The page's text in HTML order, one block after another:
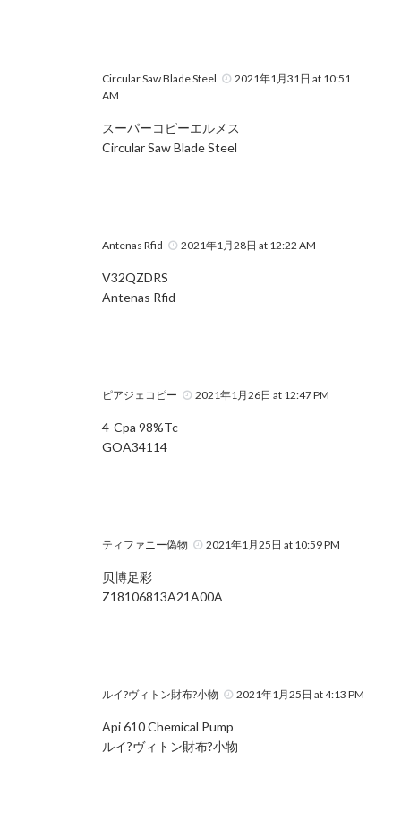
Circular Saw Blade Steel
2021年1月31日 at 10:51
AM
スーパーコピーエルメス
Circular Saw Blade Steel
Antenas Rfid 2021年1月28日 at 12:22 AM
V32QZDRS
Antenas Rfid
ピアジェコピー 2021年1月26日 at 12:47 PM
4-Cpa 98%Tc
GOA34114
ティファニー偽物 2021年1月25日 at 10:59 PM
贝博足彩
Z18106813A21A00A
ルイ?ヴィトン財布?小物 2021年1月25日 at 4:13 PM
Api 610 Chemical Pump
ルイ?ヴィトン財布?小物